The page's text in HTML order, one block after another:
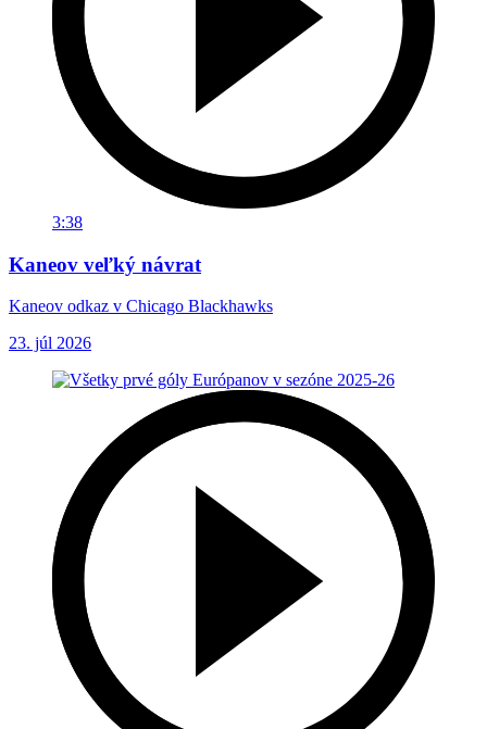
3:38
Kaneov veľký návrat
Kaneov odkaz v Chicago Blackhawks
23. júl 2026